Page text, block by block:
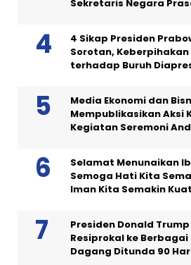
Sekretaris Negara
4 Sikap Presiden
Sorotan,
terhadap Buruh
Media Ekonomi dan
Mempublikasikan Aksi
Kegiatan Seremoni
Selamat Menunaikan
Semoga Hati Kita
Iman Kita Semakin Kuat
Presiden Donald
Resiprokal ke
Dagang Ditunda 90